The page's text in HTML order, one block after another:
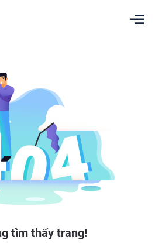
tìm thấy trang!